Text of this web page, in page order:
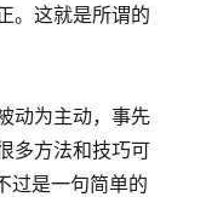
。这就是所谓的
动为主动，事先
多方法和技巧可
过是一句简单的